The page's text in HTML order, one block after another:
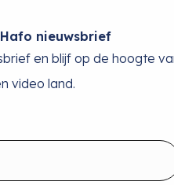
nieuwsbrief
en blijf op de hoogte
video land.